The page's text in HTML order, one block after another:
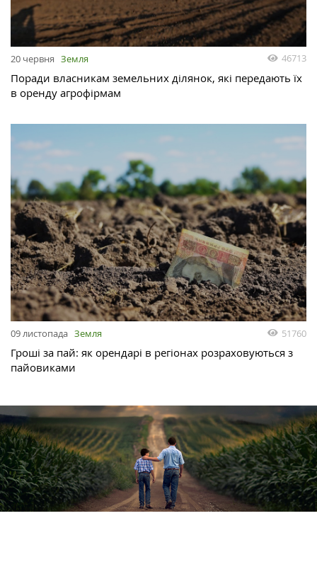
20 червня Земля 46713
Поради власникам земельних ділянок, які передають їх
в оренду агрофірмам
09 листопада Земля 51760
Гроші за пай: як орендарі в регіонах розраховуються з
пайовиками